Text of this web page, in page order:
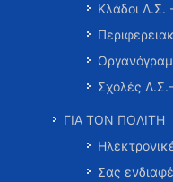
Κλάδοι Λ.Σ.
Σχολές
ΓΙΑ ΤΟΝ ΠΟΛΙΤΗ
Σας